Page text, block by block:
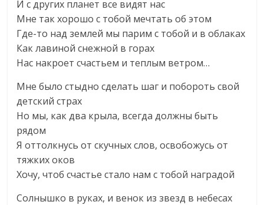
И с других планет все видят нас
Мне так хорошо с тобой мечтать об этом
Где-то над землей мы парим с тобой и в облаках
Как лавиной снежной в горах
Нас накроет счастьем и теплым ветром…
Мне было стыдно сделать шаг и побороть свой
детский страх
Но мы, как два крыла, всегда должны быть
рядом
Я оттолкнусь от скучных слов, освобожусь от
тяжких оков
Хочу, чтоб счастье стало нам с тобой наградой
Солнышко в руках, и венок из звезд в небесах